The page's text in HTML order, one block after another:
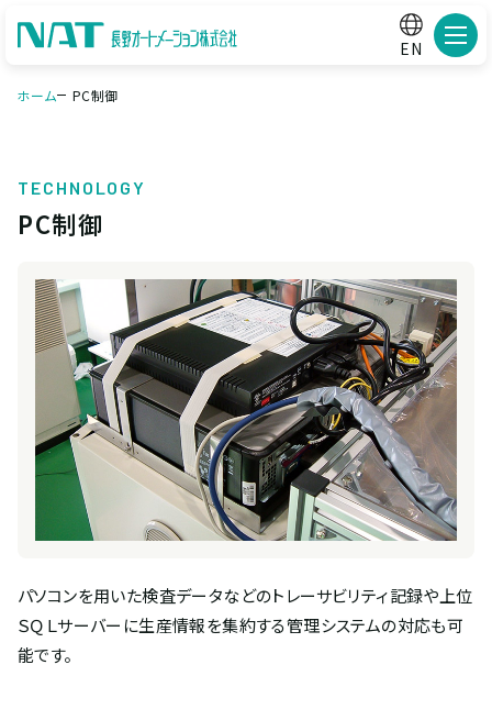
EN メニ
ホーム PC制御
TECHNOLOGY
PC制御
パソコンを用いた検査データなどのトレーサビリティ記録や上位
ＳＱＬサーバーに生産情報を集約する管理システムの対応も可
能です。